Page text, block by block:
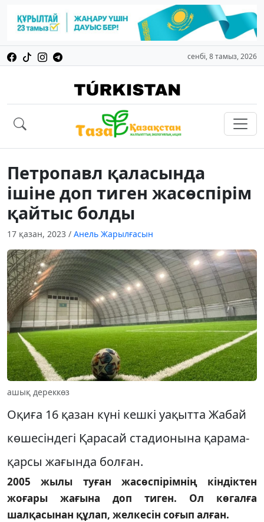
сенбі, 8 тамыз, 2026
Петропавл қаласында
ішіне доп тиген жасөспірім
қайтыс болды
17 қазан, 2023 / Анель Жарылғасын
ашық дереккөз
Оқиға 16 қазан күні кешкі уақытта Жабай
көшесіндегі Қарасай стадионына қарама-
қарсы жағында болған.
2005 жылы туған жасөспірімнің кіндіктен
жоғары жағына доп тиген. Ол көгалға
шалқасынан құлап, желкесін соғып алған.